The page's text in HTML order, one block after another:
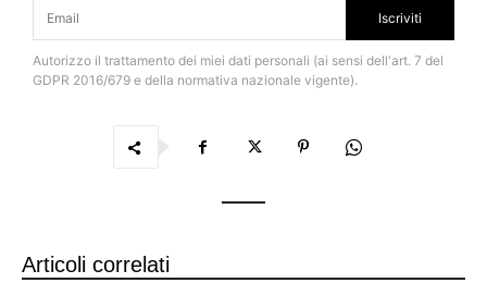
Iscriviti
Autorizzo il trattamento dei miei dati personali (ai sensi dell'art. 7 del
GDPR 2016/679 e della normativa nazionale vigente).
Articoli correlati